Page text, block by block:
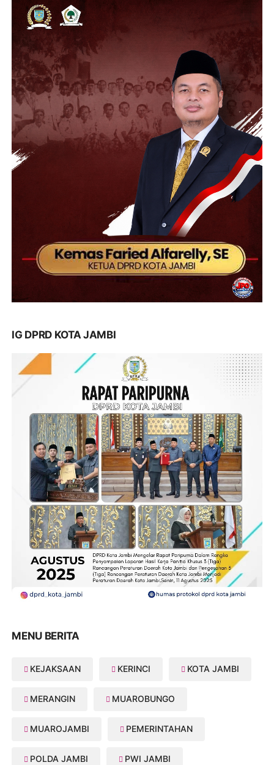
IG DPRD KOTA JAMBI
MENU BERITA
KEJAKSAAN KERINCI KOTA JAMBI
MERANGIN MUAROBUNGO
MUAROJAMBI PEMERINTAHAN
POLDA JAMBI PWI JAMBI